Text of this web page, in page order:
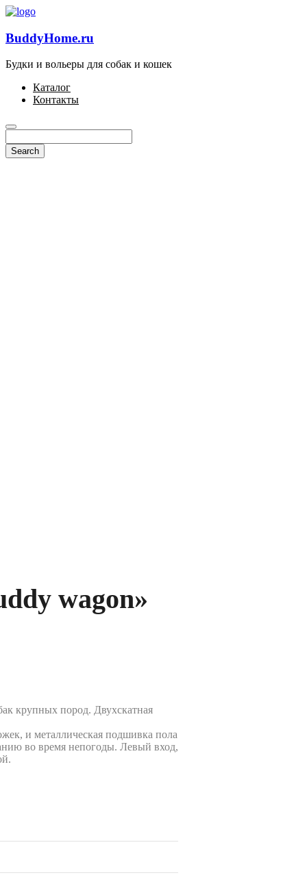
BuddyHome.ru
Будки и вольеры для собак и кошек
Каталог
Контакты
wagon»
крупных пород. Двухскатная
и металлическая подшивка пола
во время непогоды. Левый вход,